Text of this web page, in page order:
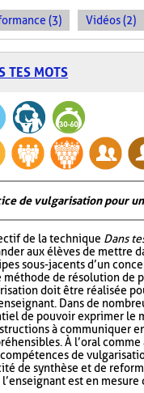
(3) Vidéos (2)
TES MOTS
de vulgarisation pour
de la technique Dans
aux élèves de mettre
sous-jacents d’un
méthode de résolution de
doit être réalisée
Dans de
de pouvoir exprimer le
à communiquer
À l’oral
de
de synthèse et de
l’enseignant est en